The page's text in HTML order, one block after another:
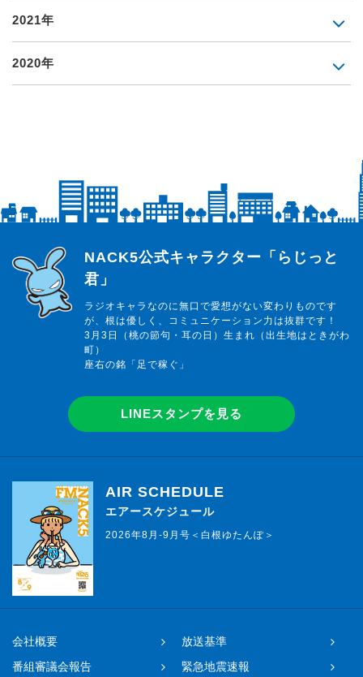
2021年
2020年
らじっと君
NACK5公式キャラクター「らじっと
君」
ラジオキャラなのに無口で愛想がない変わりものです
が、根は優しく、コミュニケーション力は抜群です！
3月3日（桃の節句・耳の日）生まれ（出生地はときがわ
町）
座右の銘「足で稼ぐ」
LINEスタンプを見る
AIR SCHEDULE
エアースケジュール
2026年8月-9月号＜白根ゆたんぽ＞
会社概要
放送基準
番組審議会報告
緊急地震速報